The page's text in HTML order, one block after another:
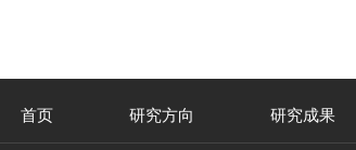
首页 研究方向 研究成果